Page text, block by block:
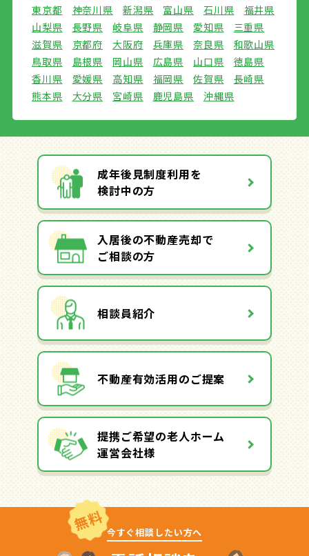
東京都
神奈川県 新潟県 富山県 石川県
福井県
山梨県
長野県 岐阜県 静岡県 愛知県
三重県
滋賀県
京都府 大阪府 兵庫県 奈良県
和歌山県
鳥取県
島根県 岡山県 広島県 山口県
徳島県
香川県
愛媛県 高知県 福岡県 佐賀県
長崎県
熊本県
大分県 宮崎県 鹿児島県 沖縄県
成年後見制度利用を
検討中の方
入居後の不動産売却で
ご相談の方
相談員紹介
不動産有効活用のご提案
提携ご希望の老人ホーム
運営会社様
無料 今すぐ相談したい方へ